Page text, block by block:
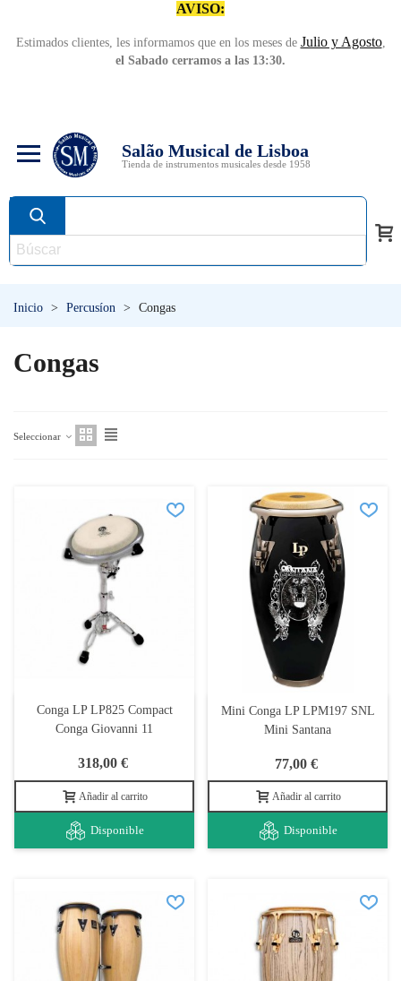
AVISO:
Estimados clientes, les informamos que en los meses de Julio y Agosto,
el Sabado cerramos a las 13:30.
Salão Musical de Lisboa
Tienda de instrumentos musicales desde 1958
Inicio > Percusíon > Congas
Congas
Seleccionar
Conga LP LP825 Compact
Conga Giovanni 11
318,00 €
Añadir al carrito
Disponible
Mini Conga LP LPM197 SNL
Mini Santana
77,00 €
Añadir al carrito
Disponible